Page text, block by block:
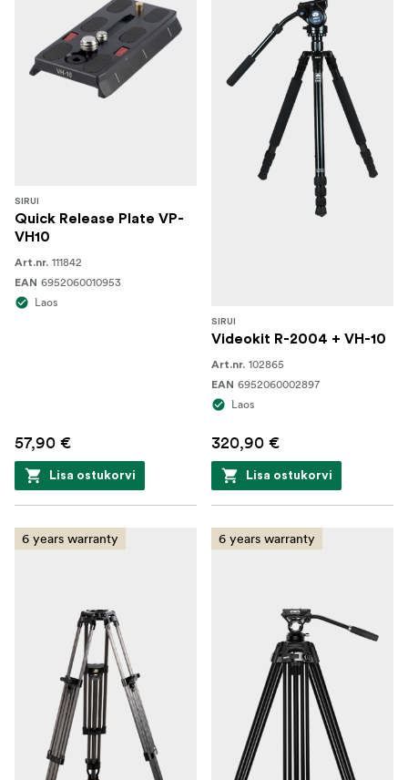
SIRUI
Quick Release Plate VP-
VH10
Art.nr. 111842
EAN 6952060010953
Laos
57,90 €
Lisa ostukorvi
SIRUI
Videokit R-2004 + VH-10
Art.nr. 102865
EAN 6952060002897
Laos
320,90 €
Lisa ostukorvi
6 years warranty 6 years warranty